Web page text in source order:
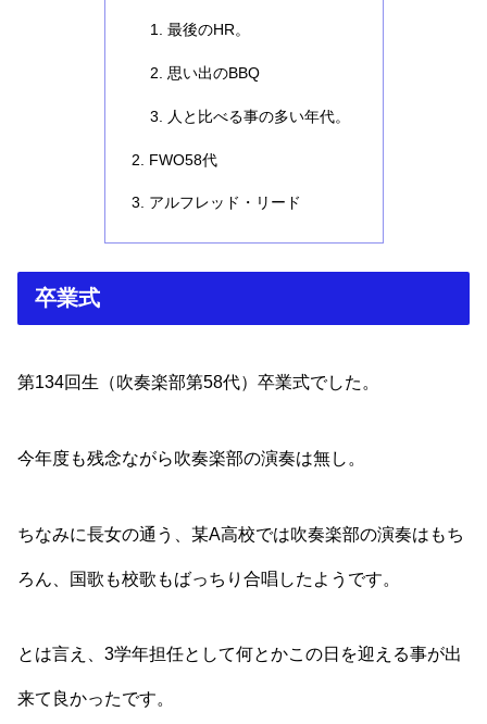
最後のHR。
思い出のBBQ
人と比べる事の多い年代。
FWO58代
アルフレッド・リード
卒業式
第134回生（吹奏楽部第58代）卒業式でした。
今年度も残念ながら吹奏楽部の演奏は無し。
ちなみに長女の通う、某A高校では吹奏楽部の演奏はもち
ろん、国歌も校歌もばっちり合唱したようです。
とは言え、3学年担任として何とかこの日を迎える事が出
来て良かったです。